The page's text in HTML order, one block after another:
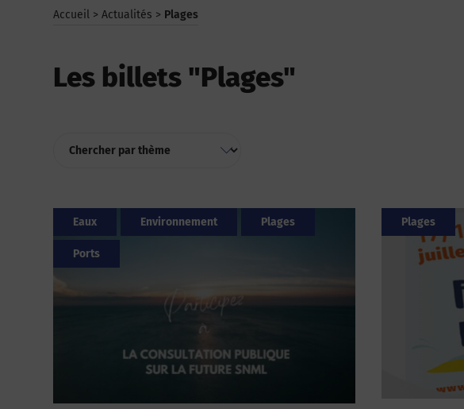
Accueil > Actualités > Plages
Les billets "Plages"
Eaux Environnement Plages
Ports
Plages